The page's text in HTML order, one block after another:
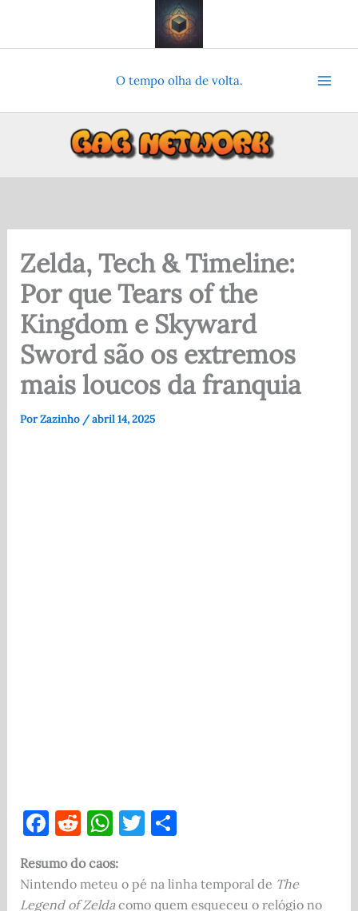
o
O tempo olha de volta.
Zelda, Tech & Timeline:
Por que Tears of the
Kingdom e Skyward
Sword são os extremos
mais loucos da franquia
PorZazinho /abril 14, 2025
F
c
e
R
d
di
W
at
s
T
it
te
S
ar
e
Resumo do caos:
Nintendo meteu o pé na linha temporal de The
Legend of Zeldacomo quem esqueceu o relógio no